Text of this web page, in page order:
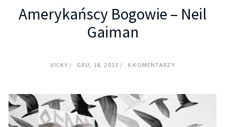
Amerykańscy Bogowie – Neil
Gaiman
VICKY GRU, 18, 2013 6 KOMENTARZY